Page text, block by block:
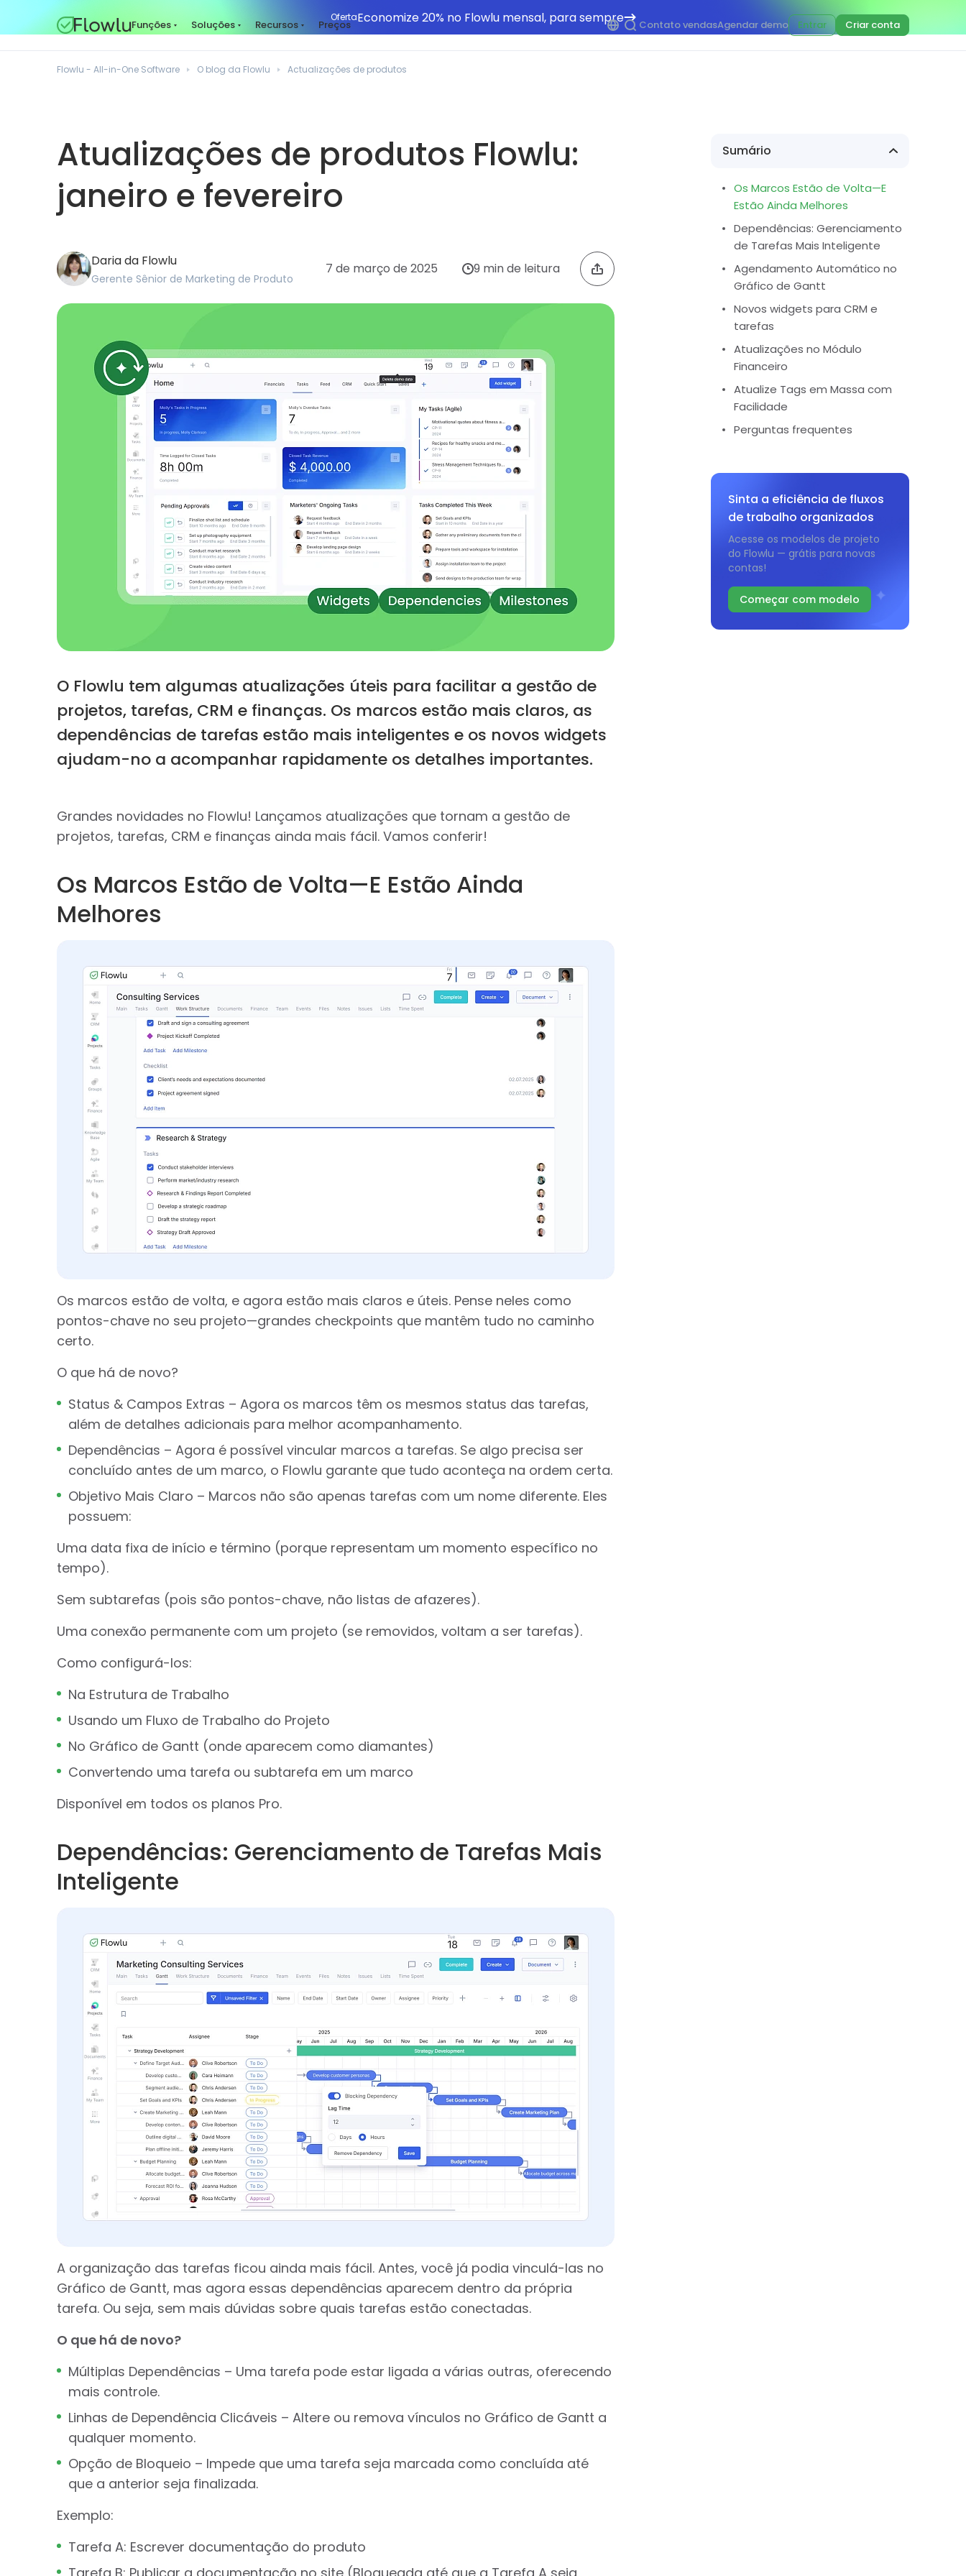
OfertaEconomize 20% no Flowlu mensal, para sempre
Funções Soluções Recursos Preços Contato vendasAgendar demo Entrar Criar conta
Flowlu - All-in-One Software O blog da Flowlu Actualizações de produtos
Atualizações de produtos Flowlu:
janeiro e fevereiro
Daria da Flowlu
Gerente Sênior de Marketing de Produto
7 de março de 2025 9 min de leitura
O Flowlu tem algumas atualizações úteis para facilitar a gestão de
projetos, tarefas, CRM e finanças. Os marcos estão mais claros, as
dependências de tarefas estão mais inteligentes e os novos widgets
ajudam-no a acompanhar rapidamente os detalhes importantes.
Grandes novidades no Flowlu! Lançamos atualizações que tornam a gestão de
projetos, tarefas, CRM e finanças ainda mais fácil. Vamos conferir!
Os Marcos Estão de Volta—E Estão Ainda
Melhores
Os marcos estão de volta, e agora estão mais claros e úteis. Pense neles como
pontos-chave no seu projeto—grandes checkpoints que mantêm tudo no caminho
certo.
O que há de novo?
Status & Campos Extras – Agora os marcos têm os mesmos status das tarefas,
além de detalhes adicionais para melhor acompanhamento.
Dependências – Agora é possível vincular marcos a tarefas. Se algo precisa ser
concluído antes de um marco, o Flowlu garante que tudo aconteça na ordem certa.
Objetivo Mais Claro – Marcos não são apenas tarefas com um nome diferente. Eles
possuem:
Uma data fixa de início e término (porque representam um momento específico no
tempo).
Sem subtarefas (pois são pontos-chave, não listas de afazeres).
Uma conexão permanente com um projeto (se removidos, voltam a ser tarefas).
Como configurá-los:
Na Estrutura de Trabalho
Usando um Fluxo de Trabalho do Projeto
No Gráfico de Gantt (onde aparecem como diamantes)
Convertendo uma tarefa ou subtarefa em um marco
Disponível em todos os planos Pro.
Dependências: Gerenciamento de Tarefas Mais
Inteligente
A organização das tarefas ficou ainda mais fácil. Antes, você já podia vinculá-las no
Gráfico de Gantt, mas agora essas dependências aparecem dentro da própria
tarefa. Ou seja, sem mais dúvidas sobre quais tarefas estão conectadas.
O que há de novo?
Múltiplas Dependências – Uma tarefa pode estar ligada a várias outras, oferecendo
mais controle.
Linhas de Dependência Clicáveis – Altere ou remova vínculos no Gráfico de Gantt a
qualquer momento.
Opção de Bloqueio – Impede que uma tarefa seja marcada como concluída até
que a anterior seja finalizada.
Exemplo:
Tarefa A: Escrever documentação do produto
Sumário
Os Marcos Estão de Volta—E
Estão Ainda Melhores
Dependências: Gerenciamento
de Tarefas Mais Inteligente
Agendamento Automático no
Gráfico de Gantt
Novos widgets para CRM e
tarefas
Atualizações no Módulo
Financeiro
Atualize Tags em Massa com
Facilidade
Perguntas frequentes
Sinta a eficiência de fluxos
de trabalho organizados
Acesse os modelos de projeto
do Flowlu — grátis para novas
contas!
Começar com modelo